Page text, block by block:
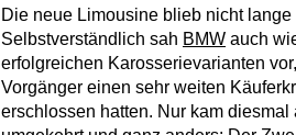
Die neue Limousine blieb nicht
Selbstverständlich sah BMW auch
erfolgreichen Karosserievarianten
Vorgänger einen sehr weiten
erschlossen hatten. Nur kam diesmal